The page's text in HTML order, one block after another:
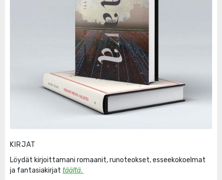
KIRJAT
Löydät kirjoittamani romaanit, runoteokset, esseekokoelmat
ja fantasiakirjat täältä.